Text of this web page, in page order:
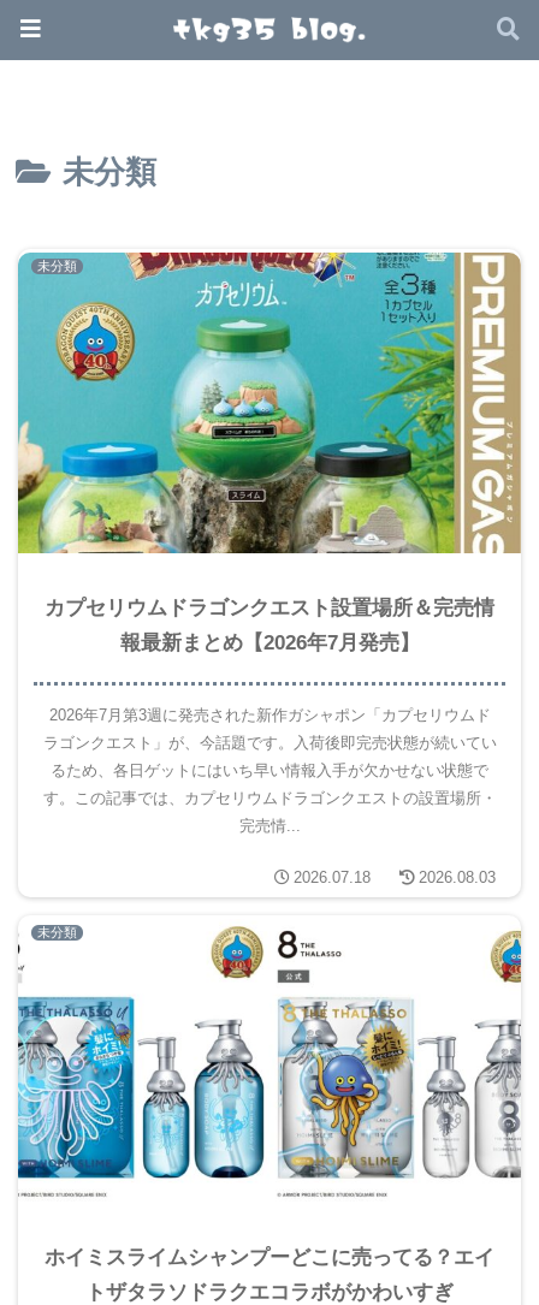
未分類
未分類
カプセリウムドラゴンクエスト設置場所＆完売情
報最新まとめ【2026年7月発売】
2026年7月第3週に発売された新作ガシャポン「カプセリウムド
ラゴンクエスト」が、今話題です。入荷後即完売状態が続いてい
るため、各日ゲットにはいち早い情報入手が欠かせない状態で
す。この記事では、カプセリウムドラゴンクエストの設置場所・
完売情...
2026.07.18 2026.08.03
未分類
ホイミスライムシャンプーどこに売ってる？エイ
トザタラソドラクエコラボがかわいすぎ